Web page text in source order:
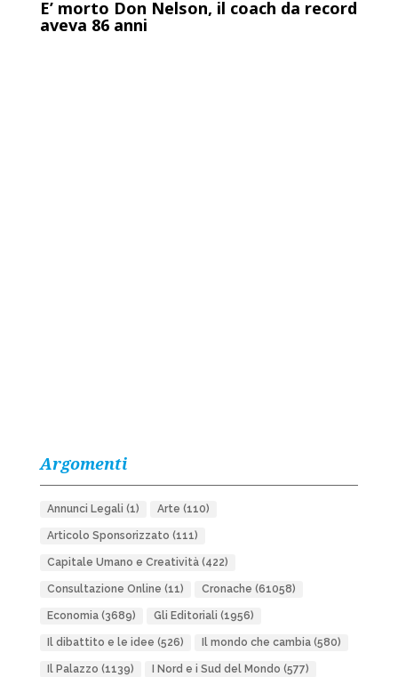
E’ morto Don Nelson, il coach da record
aveva 86 anni
Argomenti
Annunci Legali (1) Arte (110)
Articolo Sponsorizzato (111)
Capitale Umano e Creatività(422)
Consultazione Online (11) Cronache (61058)
Economia(3689) Gli Editoriali (1956)
Il dibattito e le idee (526) Il mondo che cambia(580)
Il Palazzo (1139) I Nord e i Sud del Mondo (577)